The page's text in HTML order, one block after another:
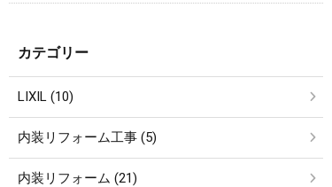
カテゴリー
LIXIL (10)
内装リフォーム工事 (5)
内装リフォーム (21)